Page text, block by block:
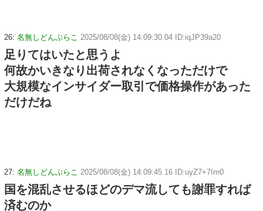
26: 名無しどんぶらこ 2025/08/08(金) 14:09:30.04 ID:iqJP39a20
足りてはいたと思うよ
何故かいきなり出荷されなくなっただけで
大規模なインサイダー取引で価格操作があった
だけだね
27: 名無しどんぶらこ 2025/08/08(金) 14:09:45.16 ID:uyZ7+7Im0
国を混乱させるほどのデマ流しても謝罪すれば
済むのか